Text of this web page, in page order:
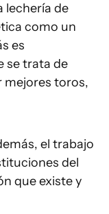
lechería de
como un
es
se trata de
mejores toros,
el trabajo
del
que existe y